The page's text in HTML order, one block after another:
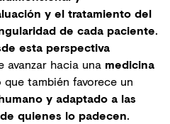
y el tratamiento del
de cada paciente.
esta perspectiva
avanzar hacia una medicina
que también favorece un
y adaptado a las
quienes lo padecen.